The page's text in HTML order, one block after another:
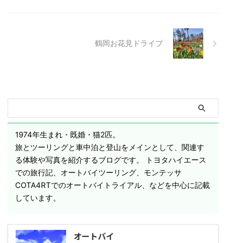
鶴岡お花見ドライブ
1974年生まれ・既婚・猫2匹。
旅とツーリングと車中泊と登山をメインとして、関連す
る体験や写真を紹介するブログです。 トヨタハイエース
での旅行記、オートバイツーリング、モンテッサ
COTA4RTでのオートバイトライアル、などを中心に記載
しています。
オートバイ